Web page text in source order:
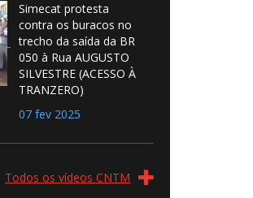
Simecat protesta
contra os buracos no
trecho da saída da BR
050 à Rua AUGUSTO
SILVESTRE (ACESSO À
TRANZERO)
07 fev 2025
Todos os vídeos CNTM